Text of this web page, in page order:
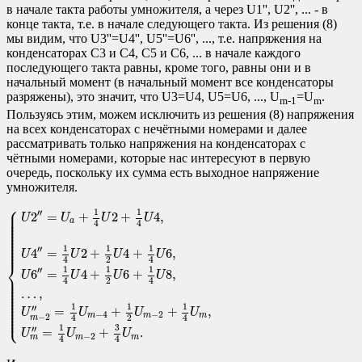
в начале такта работы умножителя, а через U1'', U2'', ... - в
конце такта, т.е. в начале следующего такта. Из решения (8)
мы видим, что U3''=U4'', U5''=U6'', ..., т.е. напряжения на
конденсаторах C3 и C4, C5 и C6, ... в начале каждого
последующего такта равны, кроме того, равны они и в
начальный момент (в начальный момент все конденсаторы
разряжены), это значит, что U3=U4, U5=U6, ..., Um-1=Um.
Пользуясь этим, можем исключить из решения (8) напряжения
на всех конденсаторах с нечётными номерами и далее
рассматривать только напряжения на конденсаторах с
чётными номерами, которые нас интересуют в первую
очередь, поскольку их сумма есть выходное напряжение
умножителя.
⎧
⎪
⎪
⎪ ⎪ ⎪ ⎪ ⎪ ⎪ ⎪ ⎪ ⎪ ⎪
⎪
⎨
⎪
⎪ ⎪ ⎪ ⎪ ⎪ ⎪ ⎪ ⎪ ⎪ ⎪ ⎪ ⎪⎩
U2′′ = Ua +
1
4 U2 +
1
4 U4,
U4′′ =
1
4 U2 +
1
2 U4 +
1
4 U6,
U6′′ =
1
4 U4 +
1
2 U6 +
1
4 U8,
… ,
U ′′
m−2 =
1
4 Um−4 +
1
2 Um−2 +
1
4 Um,
U ′′
m =
1
4 Um−2 +
3
4 Um.
U2″ = +1 + 14 U 4″